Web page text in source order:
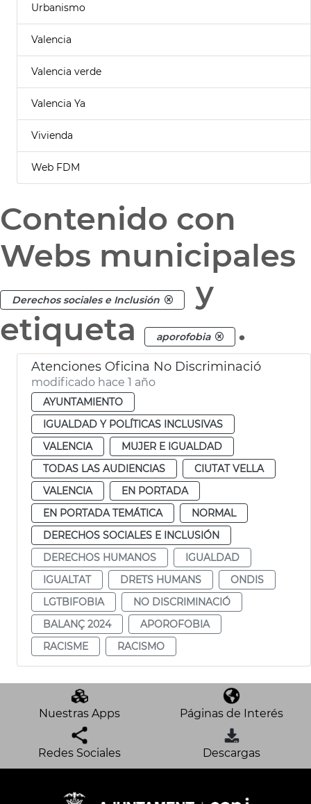
Urbanismo
Valencia
Valencia verde
Valencia Ya
Vivienda
Web FDM
Contenido con
Webs municipales
Derechos sociales e Inclusión
y
etiqueta
aporofobia .
Atenciones Oficina No Discriminació
modificado hace 1 año
AYUNTAMIENTO
IGUALDAD Y POLÍTICAS INCLUSIVAS
VALENCIA
MUJER E IGUALDAD
TODAS LAS AUDIENCIAS
CIUTAT VELLA
VALENCIA
EN PORTADA
EN PORTADA TEMÁTICA
NORMAL
DERECHOS SOCIALES E INCLUSIÓN
DERECHOS HUMANOS
IGUALDAD
IGUALTAT
DRETS HUMANS
ONDIS
LGTBIFOBIA
NO DISCRIMINACIÓ
BALANÇ 2024
APOROFOBIA
RACISME
RACISMO
Nuestras Apps Páginas de Interés
Redes Sociales Descargas